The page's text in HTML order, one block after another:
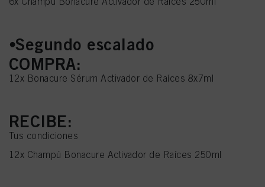
⦁Segundo escalado
COMPRA:
12x Bonacure Sérum Activador de Raíces 8x7ml
RECIBE:
Tus condiciones
12x Champú Bonacure Activador de Raíces 250ml